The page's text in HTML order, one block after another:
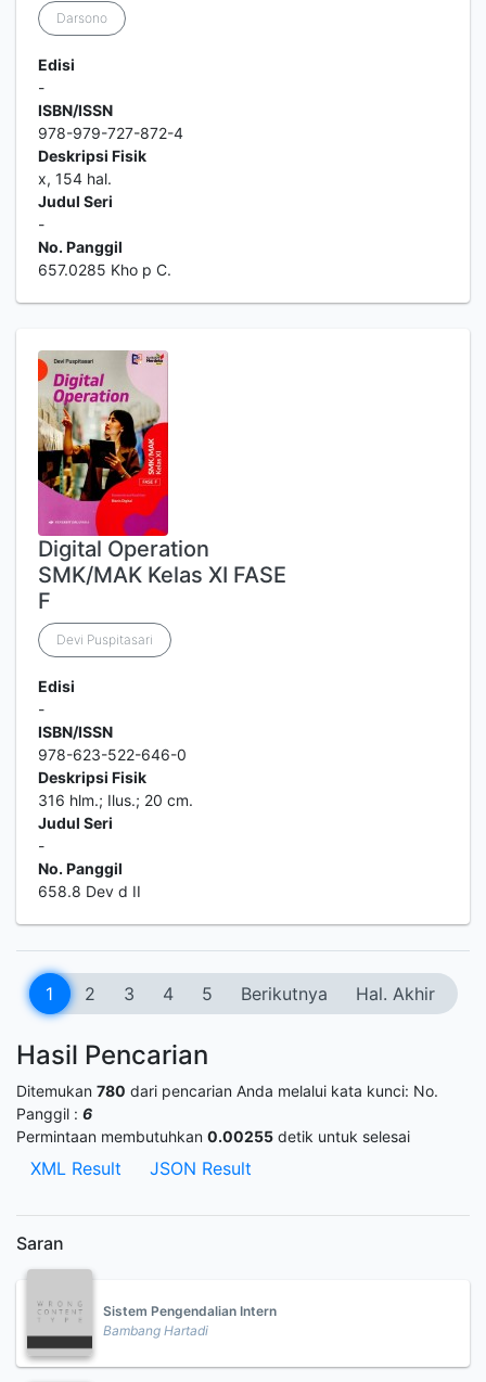
Darsono
Edisi
-
ISBN/ISSN
978-979-727-872-4
Deskripsi Fisik
x, 154 hal.
Judul Seri
-
No. Panggil
657.0285 Kho p C.
Digital Operation
SMK/MAK Kelas XI FASE
F
Devi Puspitasari
Edisi
-
ISBN/ISSN
978-623-522-646-0
Deskripsi Fisik
316 hlm.; Ilus.; 20 cm.
Judul Seri
-
No. Panggil
658.8 Dev d II
1 2 3 4 5 Berikutnya Hal. Akhir
Hasil Pencarian
Ditemukan 780 dari pencarian Anda melalui kata kunci: No.
Panggil : 6
Permintaan membutuhkan 0.00255 detik untuk selesai
XML Result JSON Result
Saran
Sistem Pengendalian Intern
Bambang Hartadi